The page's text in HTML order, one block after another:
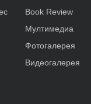
Book Review
Мултимедиа
Фотогалерея
Видеогалерея